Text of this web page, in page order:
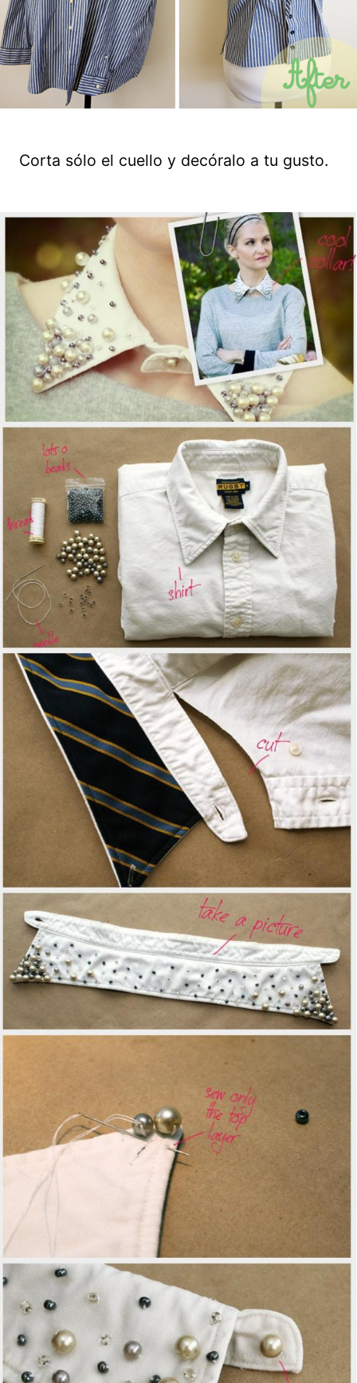
Corta sólo el cuello y decóralo a tu gusto.